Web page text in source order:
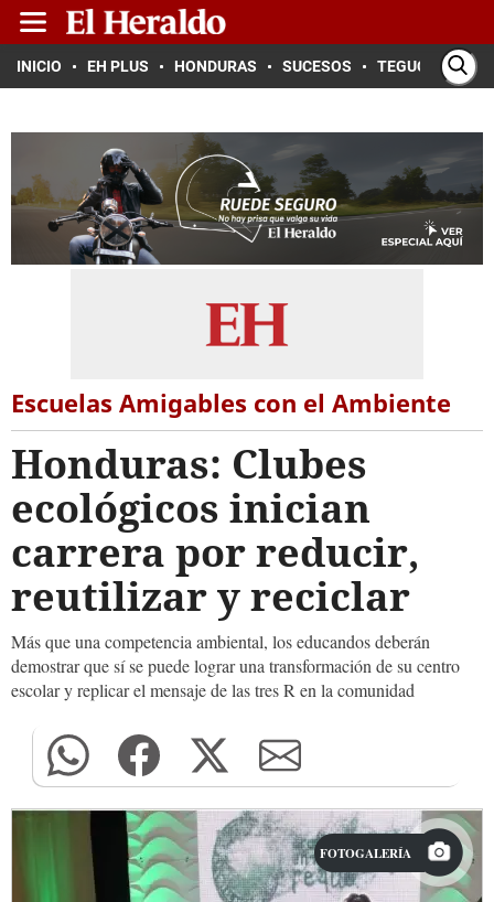
INICIO EH PLUS HONDURAS SUCESOS TEGUCIGALPA
Escuelas Amigables con el Ambiente
Honduras: Clubes
ecológicos inician
carrera por reducir,
reutilizar y reciclar
Más que una competencia ambiental, los educandos deberán
demostrar que sí se puede lograr una transformación de su centro
escolar y replicar el mensaje de las tres R en la comunidad
FOTOGALERÍA